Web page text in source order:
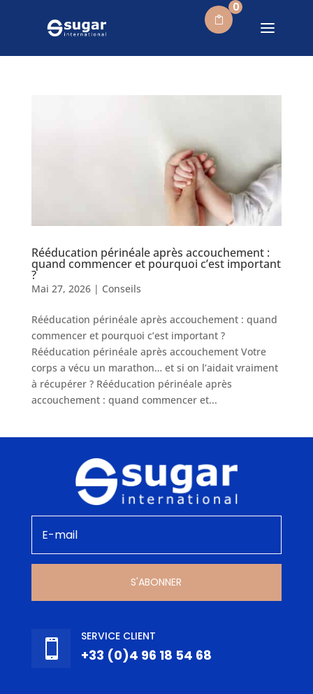
0
Rééducation périnéale après accouchement :
quand commencer et pourquoi c’est important
?
Mai 27, 2026| Conseils
Rééducation périnéale après accouchement : quand
commencer et pourquoi c’est important ?
Rééducation périnéale après accouchement Votre
corps a vécu un marathon… et si on l’aidait vraiment
à récupérer ? Rééducation périnéale après
accouchement : quand commencer et...
S'ABONNER

SERVICE CLIENT
+33 (0)4 96 18 54 68